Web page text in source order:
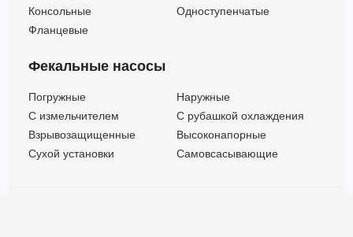
Консольные
Одноступенчатые
Фланцевые
Фекальные насосы
Погружные
Наружные
C измельчителем
С рубашкой охлаждения
Взрывозащищенные
Высоконапорные
Сухой установки
Самовсасывающие